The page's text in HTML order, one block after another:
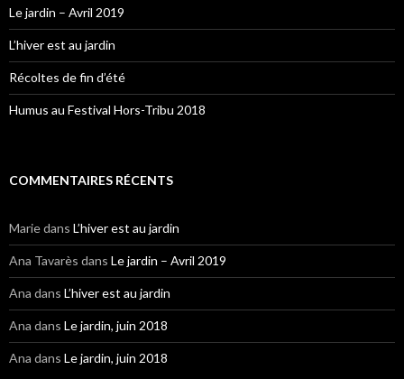
Le jardin – Avril 2019
L’hiver est au jardin
Récoltes de fin d’été
Humus au Festival Hors-Tribu 2018
COMMENTAIRES RÉCENTS
Mariedans L’hiver est au jardin
Ana Tavarès dans Le jardin – Avril 2019
Ana dans L’hiver est au jardin
Ana dans Le jardin, juin 2018
Ana dans Le jardin, juin 2018